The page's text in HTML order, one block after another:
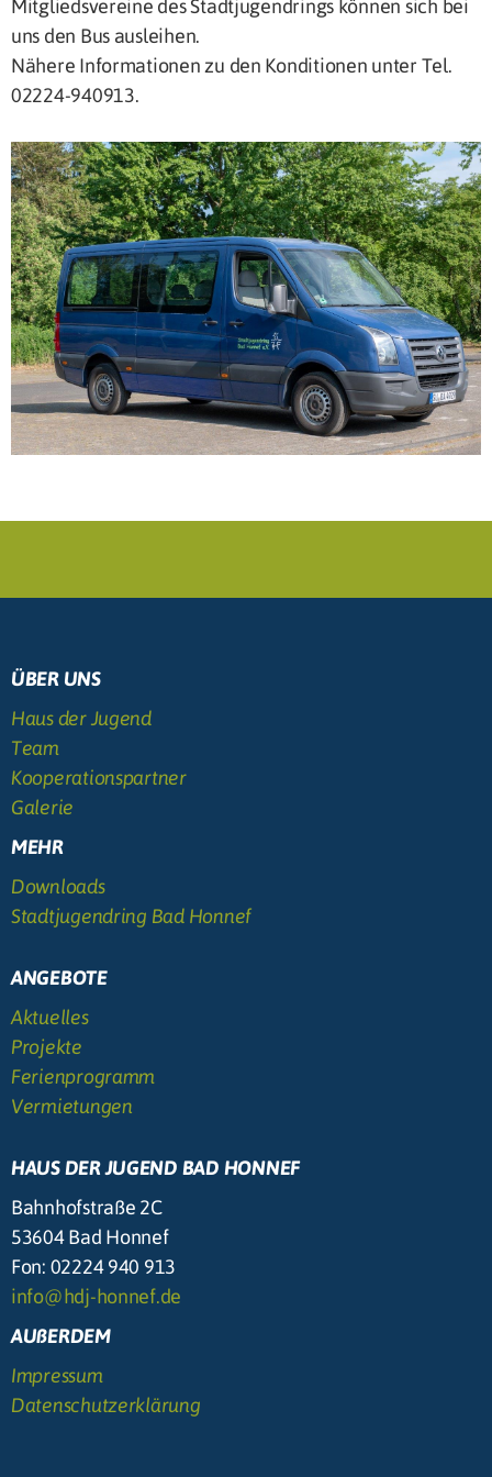
Mitgliedsvereine des Stadtjugendrings können sich bei
uns den Bus ausleihen.
Nähere Informationen zu den Konditionen unter Tel.
02224-940913.
ÜBER UNS
Haus der Jugend
Team
Kooperationspartner
Galerie
MEHR
Downloads
Stadtjugendring Bad Honnef
ANGEBOTE
Aktuelles
Projekte
Ferienprogramm
Vermietungen
HAUS DER JUGEND BAD HONNEF
Bahnhofstraße 2C
53604 Bad Honnef
Fon: 02224 940 913
info@hdj-honnef.de
AUßERDEM
Impressum
Datenschutzerklärung